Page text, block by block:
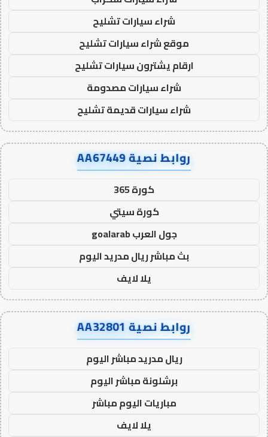
شراء سيارات تشليح
موقع شراء سيارات تشليح
ارقام يشترون سيارات تشليح
شراء سيارات مصدومة
شراء سيارات قديمة تشليح
روابط نصية AA67449
كورة 365
كورة سيتي
جول العرب goalarab
بث مباشر ريال مدريد اليوم
يلا لايف
روابط نصية AA32801
ريال مدريد مباشر اليوم
برشلونة مباشر اليوم
مباريات اليوم مباشر
يلا لايف